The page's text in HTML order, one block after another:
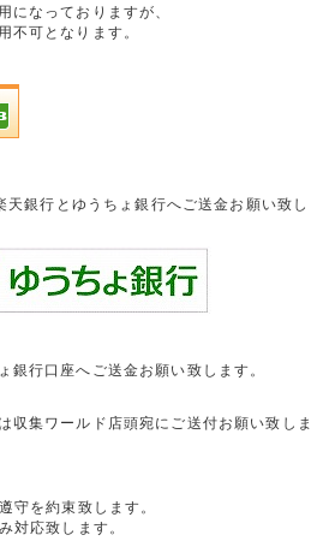
になっておりますが、
不可となります。
銀行とゆうちょ銀行へご送金お願い致し
銀行口座へご送金お願い致します。
収集ワールド店頭宛にご送付お願い致しま
守を約束致します。
対応致します。